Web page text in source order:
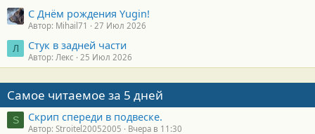
С Днём рождения Yugin!
Автор: Mihail71 27 Июл 2026
Л Стук в задней части
Автор: Лекс 25 Июл 2026
Самое читаемое за 5 дней
S Скрип спереди в подвеске.
Автор: Stroitel20052005 Вчера в 11:30